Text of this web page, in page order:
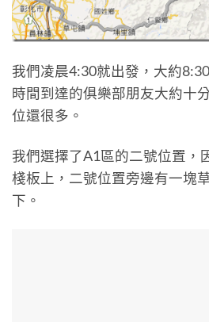
我們凌晨4:30就出發，大約
時間到達的俱樂部朋友大約十
位還很多。
我們選擇了A1區的二號位置，
棧板上，二號位置旁邊有一塊
下。